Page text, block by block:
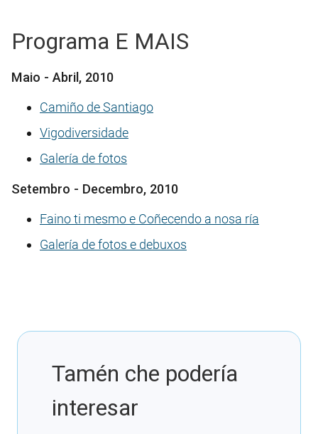
Programa E MAIS
Maio - Abril, 2010
Camiño de Santiago
Vigodiversidade
Galería de fotos
Setembro - Decembro, 2010
Faino ti mesmo e Coñecendo a nosa ría
Galería de fotos e debuxos
Tamén che podería
interesar